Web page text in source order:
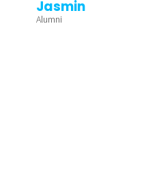
Jasmin
Alumni